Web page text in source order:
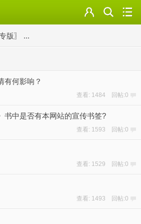
版〗 ...
有何影响？
查看: 1484 回帖:0
书中是否有本网站的宣传书签?
查看: 1593 回帖:0
查看: 1529 回帖:0
查看: 1493 回帖:0